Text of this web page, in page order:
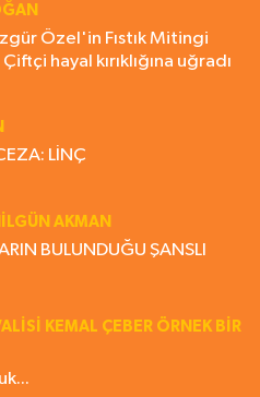
Özel'in Fıstık Mitingi
hayal kırıklığına uğradı
LİNÇ
AKMAN
BULUNDUĞU ŞANSLI
KEMAL ÇEBER ÖRNEK BİR